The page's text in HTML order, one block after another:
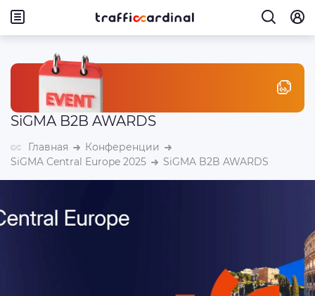
SiGMA B2B AWARDS
Главная
Конференции
SiGMA Central Europe 2025
SiGMA B2B AWARDS